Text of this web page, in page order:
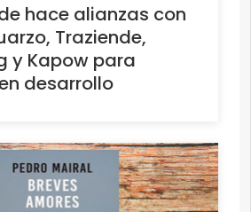
hace alianzas con
Traziende,
y Kapow para
desarrollo